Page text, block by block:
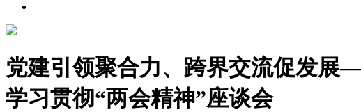
党建引领聚合力、跨界交流促发展
学习贯彻“两会精神”座谈会